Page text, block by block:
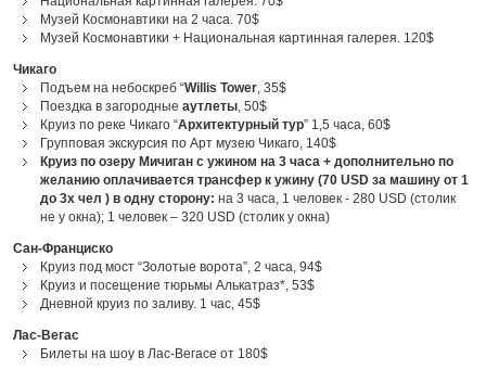
Музей Космонавтики на 2 часа. 70$
Музей Космонавтики + Национальная картинная галерея. 120$
Чикаго
Подъем на небоскреб “Willis Tower, 35$
Поездка в загородные аутлеты, 50$
Круиз по реке Чикаго “Архитектурный тур” 1,5 часа, 60$
Групповая экскурсия по Арт музею Чикаго, 140$
Круиз по озеру Мичиган с ужином на 3 часа + дополнительно по
желанию оплачивается трансфер к ужину (70 USD за машину от 1
до 3х чел ) в одну сторону: на 3 часа, 1 человек - 280 USD (столик
не у окна); 1 человек – 320 USD (столик у окна)
Сан-Франциско
Круиз под мост “Золотые ворота”, 2 часа, 94$
Круиз и посещение тюрьмы Алькатраз*, 53$
Дневной круиз по заливу. 1 час, 45$
Лас-Вегас
Билеты на шоу в Лас-Вегасе от 180$